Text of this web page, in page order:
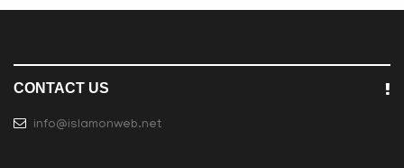
CONTACT US
info@islamonweb.net